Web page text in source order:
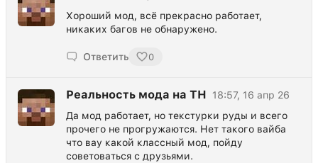
Хороший мод, всё прекрасно работает,
никаких багов не обнаружено.
Ответить 0
Реальность мода на ТН
18:57, 16 апр 26
Да мод работает, но текстурки руды и всего
прочего не прогружаются. Нет такого вайба
что вау какой классный мод, пойду
советоваться с друзьями.